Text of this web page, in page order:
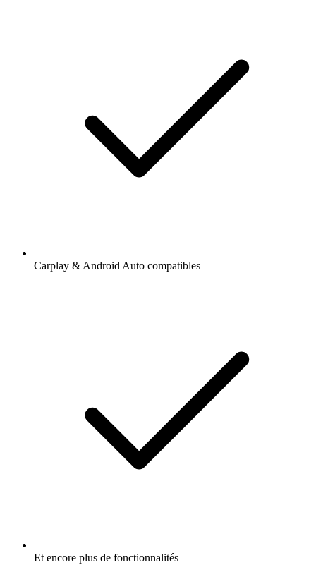
Carplay & Android Auto compatibles
Et encore plus de fonctionnalités